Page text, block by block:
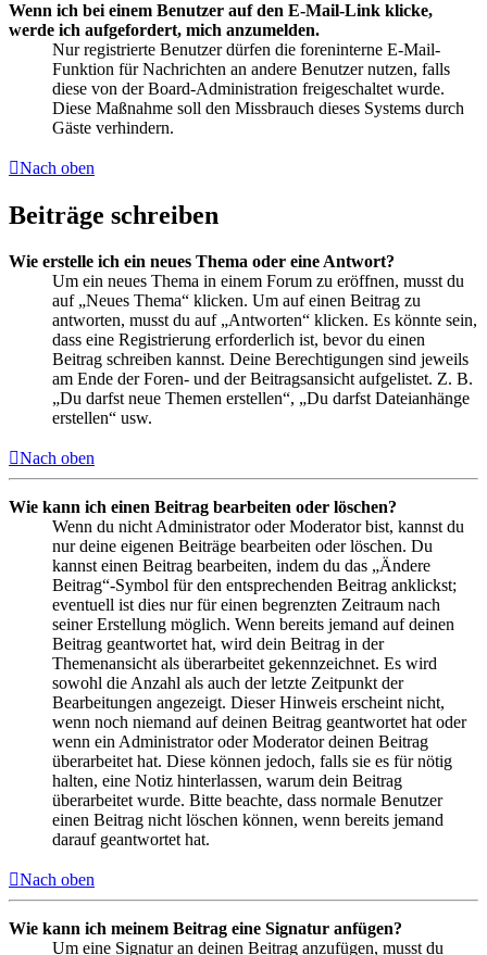
Wenn ich bei einem Benutzer auf den E-Mail-Link klicke,
werde ich aufgefordert, mich anzumelden.
Nur registrierte Benutzer dürfen die foreninterne E-Mail-
Funktion für Nachrichten an andere Benutzer nutzen, falls
diese von der Board-Administration freigeschaltet wurde.
Diese Maßnahme soll den Missbrauch dieses Systems durch
Gäste verhindern.
Nach oben
Beiträge schreiben
Wie erstelle ich ein neues Thema oder eine Antwort?
Um ein neues Thema in einem Forum zu eröffnen, musst du
auf „Neues Thema“ klicken. Um auf einen Beitrag zu
antworten, musst du auf „Antworten“ klicken. Es könnte sein,
dass eine Registrierung erforderlich ist, bevor du einen
Beitrag schreiben kannst. Deine Berechtigungen sind jeweils
am Ende der Foren- und der Beitragsansicht aufgelistet. Z. B.
„Du darfst neue Themen erstellen“, „Du darfst Dateianhänge
erstellen“ usw.
Nach oben
Wie kann ich einen Beitrag bearbeiten oder löschen?
Wenn du nicht Administrator oder Moderator bist, kannst du
nur deine eigenen Beiträge bearbeiten oder löschen. Du
kannst einen Beitrag bearbeiten, indem du das „Ändere
Beitrag“-Symbol für den entsprechenden Beitrag anklickst;
eventuell ist dies nur für einen begrenzten Zeitraum nach
seiner Erstellung möglich. Wenn bereits jemand auf deinen
Beitrag geantwortet hat, wird dein Beitrag in der
Themenansicht als überarbeitet gekennzeichnet. Es wird
sowohl die Anzahl als auch der letzte Zeitpunkt der
Bearbeitungen angezeigt. Dieser Hinweis erscheint nicht,
wenn noch niemand auf deinen Beitrag geantwortet hat oder
wenn ein Administrator oder Moderator deinen Beitrag
überarbeitet hat. Diese können jedoch, falls sie es für nötig
halten, eine Notiz hinterlassen, warum dein Beitrag
überarbeitet wurde. Bitte beachte, dass normale Benutzer
einen Beitrag nicht löschen können, wenn bereits jemand
darauf geantwortet hat.
Nach oben
Wie kann ich meinem Beitrag eine Signatur anfügen?
Um eine Signatur an deinen Beitrag anzufügen, musst du